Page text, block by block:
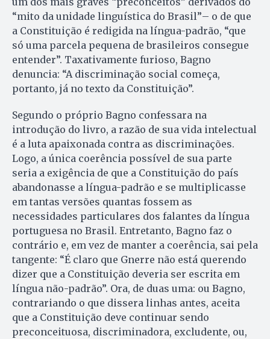
“mito da unidade linguística do Brasil”– o de que
a Constituição é redigida na língua-padrão, “que
só uma parcela pequena de brasileiros consegue
entender”. Taxativamente furioso, Bagno
denuncia: “A discriminação social começa,
portanto, já no texto da Constituição”.
Segundo o próprio Bagno confessara na
introdução do livro, a razão de sua vida intelectual
é a luta apaixonada contra as discriminações.
Logo, a única coerência possível de sua parte
seria a exigência de que a Constituição do país
abandonasse a língua-padrão e se multiplicasse
em tantas versões quantas fossem as
necessidades particulares dos falantes da língua
portuguesa no Brasil. Entretanto, Bagno faz o
contrário e, em vez de manter a coerência, sai pela
tangente: “É claro que Gnerre não está querendo
dizer que a Constituição deveria ser escrita em
língua não-padrão”. Ora, de duas uma: ou Bagno,
contrariando o que dissera linhas antes, aceita
que a Constituição deve continuar sendo
preconceituosa, discriminadora, excludente, ou,